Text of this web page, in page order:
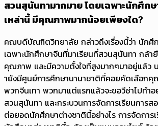
สวนสุนันทามากมาย โดยเฉพาะนักศึก
เหล่านี้ มีคุณภาพมากน้อยเพียงใด?
คณบดีบัณฑิตวิทยาลัย กล่าวถึงเรื่องนี้ว่า นักศึ
เฉพาะนักศึกษาจีนที่มาเรียนที่สวนสุนันทา กล้า
คุณภาพ และมีความตั้งใจที่สูงมากๆมาอยู่แล้ว
ายังมีศูนย์การศึกษานานาชาติที่คอยคัดเลือก
พวกจีนเทา พวกมาแต่แรกแล้วจะขอวีซ่าไปทำอ
สวนสุนันทา และกระบวนการจัดการเรียนการส
ต่อยอดนักศึกษาต่างชาตินี้อย่างไร การจัดการ